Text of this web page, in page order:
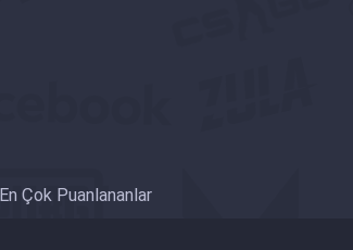
En Çok Puanlananlar